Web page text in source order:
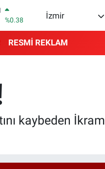
%0.03
%-14
İzmir
RESMİ REKLAM
kaybeden İkram